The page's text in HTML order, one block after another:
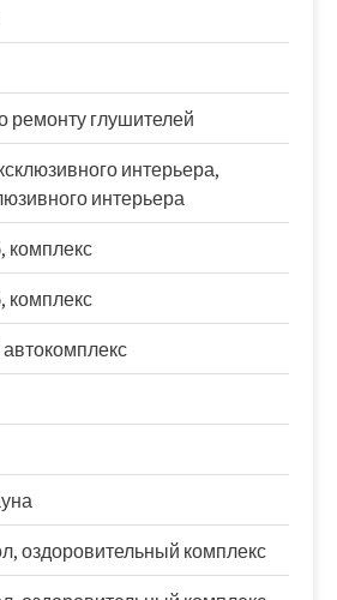
ремонту глушителей
интерьера,
интерьера
комплекс
комплекс
оздоровительный комплекс